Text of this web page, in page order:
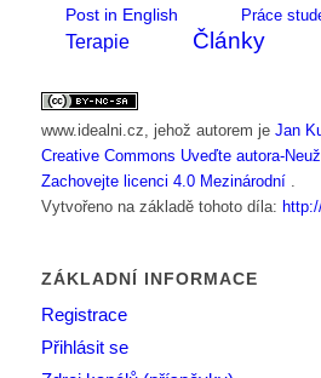
Post in English Práce
Terapie Články
www.idealni.cz , jehož autorem je Jan
Creative Commons Uveďte autora-
Zachovejte licenci 4.0 Mezinárodní
Vytvořeno na základě tohoto díla:
ZÁKLADNÍ INFORMACE
Registrace
Přihlásit se